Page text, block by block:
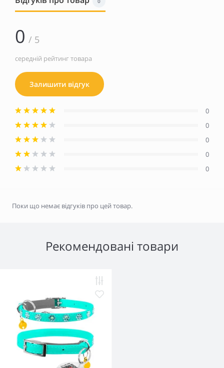
0 / 5
середній рейтинг товара
Залишити відгук
0
0
0
0
0
Поки що немає відгуків про цей товар.
Рекомендовані товари